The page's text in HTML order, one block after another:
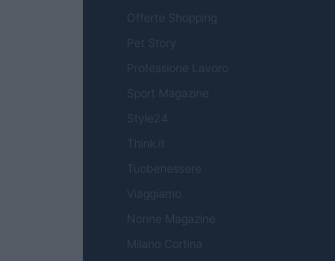
Offerte Shopping
Pet Story
Professione Lavoro
Sport Magazine
Style24
Think.it
Tuobenessere
Viaggiamo
Nonne Magazine
Milano Cortina